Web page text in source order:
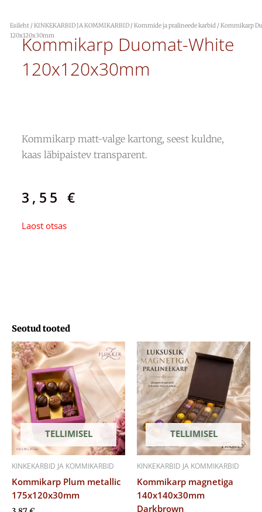
Esileht /KINKEKARBID JA KOMMIKARBID /Kommide ja pralineede karbid / Kommikarp
120x120x30mm
Kommikarp Duomat-White
120x120x30mm
Kommikarp matt-valge kartong, seest kuldne,
kaas läbipaistev transparent.
3,55 €
Laost otsas
Seotud tooted
TELLIMISEL
KINKEKARBID JA KOMMIKARBID
Kommikarp Plum metallic
175x120x30mm
TELLIMISEL
KINKEKARBID JA KOMMIKARBID
Kommikarp magnetiga
140x140x30mm
Darkbrown